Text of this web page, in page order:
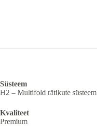
Süsteem
H2 – Multifold rätikute süsteem
Kvaliteet
Premium